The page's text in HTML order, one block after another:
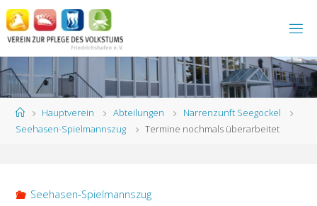
Zum
Inhalt
springen
StartHauptverein Abteilungen
Narrenzunft Seegockel
Seehasen-Spielmannszug
Termine nochmals überarbeitet
Seehasen-Spielmannszug